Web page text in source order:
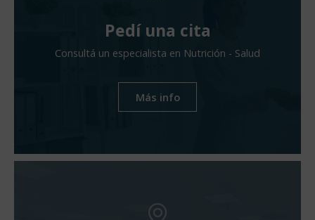
Pedí una cita
Consultá un especialista en Nutrición - Salud
Más info